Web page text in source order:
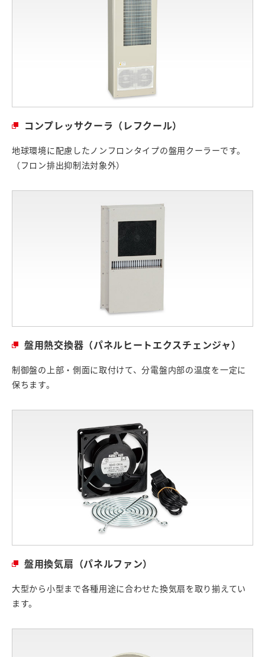
コンプレッサクーラ（レフクール）
地球環境に配慮したノンフロンタイプの盤用クーラーです。
（フロン排出抑制法対象外）
盤用熱交換器（パネルヒートエクスチェンジャ）
制御盤の上部・側面に取付けて、分電盤内部の温度を一定に
保ちます。
盤用換気扇（パネルファン）
大型から小型まで各種用途に合わせた換気扇を取り揃えてい
ます。